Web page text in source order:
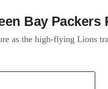
Bay Packers
as the high-flying Lions